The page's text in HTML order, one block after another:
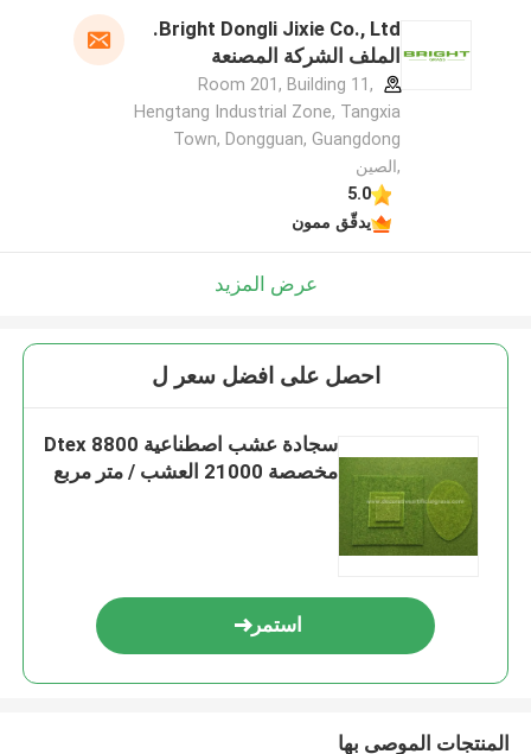
Bright Dongli Jixie Co., Ltd.
الملف الشركة المصنعة
Room 201, Building 11,
Hengtang Industrial Zone, Tangxia
Town, Dongguan, Guangdong
,الصين
5.0
يدقّق ممون
عرض المزيد
احصل على افضل سعر ل
سجادة عشب اصطناعية 8800 Dtex
مخصصة 21000 العشب / متر مربع
استمر
المنتجات الموصى بها